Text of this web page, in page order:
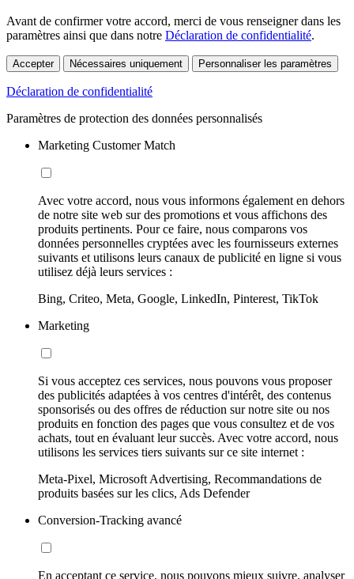
Avant de confirmer votre accord, merci de vous renseigner dans les
paramètres ainsi que dans notre Déclaration de confidentialité.
Accepter Nécessaires uniquement Personnaliser les paramètres
Déclaration de confidentialité
Paramètres de protection des données personnalisés
Marketing Customer Match
Avec votre accord, nous vous informons également en dehors
de notre site web sur des promotions et vous affichons des
produits pertinents. Pour ce faire, nous comparons vos
données personnelles cryptées avec les fournisseurs externes
suivants et utilisons leurs canaux de publicité en ligne si vous
utilisez déjà leurs services :
Bing, Criteo, Meta, Google, LinkedIn, Pinterest, TikTok
Marketing
Si vous acceptez ces services, nous pouvons vous proposer
des publicités adaptées à vos centres d'intérêt, des contenus
sponsorisés ou des offres de réduction sur notre site ou nos
produits en fonction des pages que vous consultez et de vos
achats, tout en évaluant leur succès. Avec votre accord, nous
utilisons les services tiers suivants sur ce site internet :
Meta-Pixel, Microsoft Advertising, Recommandations de
produits basées sur les clics, Ads Defender
Conversion-Tracking avancé
En acceptant ce service, nous pouvons mieux suivre, analyser